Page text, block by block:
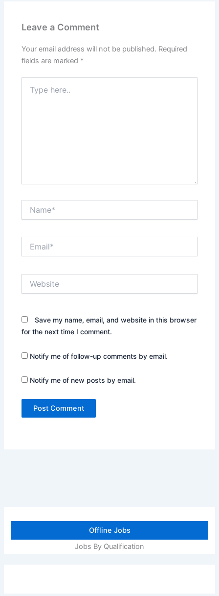
Leave a Comment
Your email address will not be published. Required
fields are marked *
here..
Save my name, email, and website in this browser
for the next time I comment.
Notify me of follow-up comments by email.
Notify me of new posts by email.
Offline Jobs
Jobs By Qualification